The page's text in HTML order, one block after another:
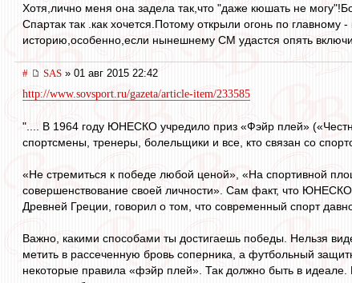
Хотя,лично меня она задела так,что "даже кюшать не
Спартак так .как хочется.Потому открыли огонь по
историю,особенно,если нынешнему СМ удастся опять
# SAS » 01 авг 2015 22:42
http://www.sovsport.ru/gazeta/article-item/233585
".... В 1964 году ЮНЕСКО учредило приз «Фэйр плей»
спортсмены, тренеры, болельщики и все, кто связан со
«Не стремиться к победе любой ценой», «На спортивной
совершенствование своей личности». Сам факт, что
Древней Греции, говорил о том, что современный спорт
Важно, какими способами ты достигаешь победы. Нельзя
метить в рассеченную бровь соперника, а футбольный
некоторые правила «фэйр плей». Так должно быть в идеале.